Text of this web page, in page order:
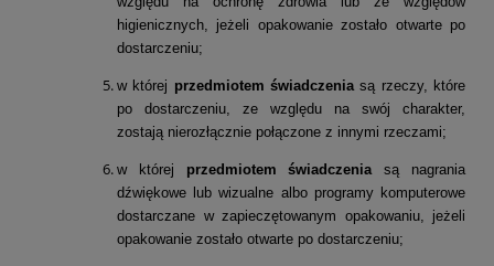
higienicznych, jeżeli opakowanie zostało otwarte po
dostarczeniu;
w której przedmiotem świadczenia są rzeczy, które
po dostarczeniu, ze względu na swój charakter,
zostają nierozłącznie połączone z innymi rzeczami;
w której przedmiotem świadczenia są nagrania
dźwiękowe lub wizualne albo programy komputerowe
dostarczane w zapieczętowanym opakowaniu, jeżeli
opakowanie zostało otwarte po dostarczeniu;